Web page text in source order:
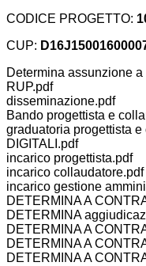
CODICE PROGETTO:
CUP:
Determina assunzione
RUP.pdf
disseminazione.pdf
Bando progettista e
graduatoria progettista
DIGITALI.pdf
incarico progettista.pdf
incarico collaudatore.pdf
incarico gestione
DETERMINA A
DETERMINA
DETERMINA A
DETERMINA A
DETERMINA A